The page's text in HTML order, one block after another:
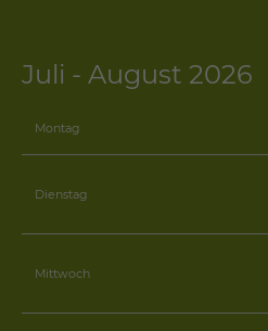
Juli - August 2026
Montag
Dienstag
Mittwoch